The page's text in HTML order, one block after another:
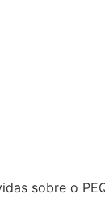
sobre o